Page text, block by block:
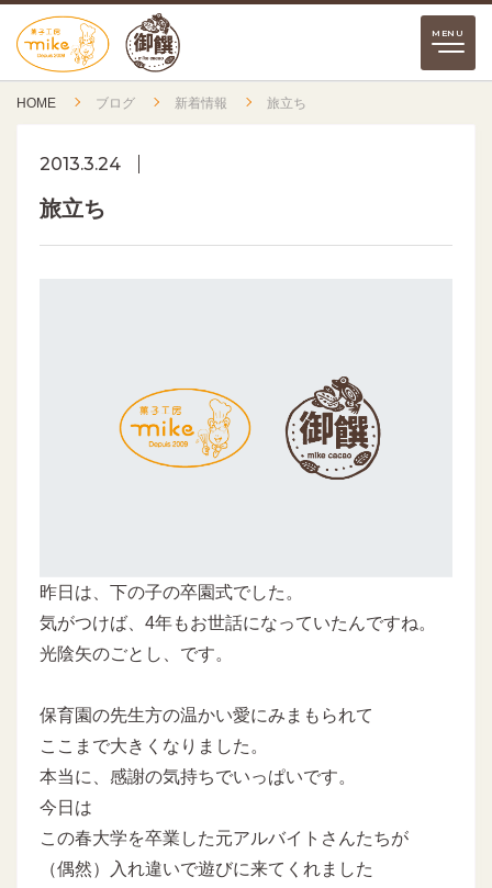
HOME ブログ 新着情報 旅立ち
2013.3.24
旅立ち
昨日は、下の子の卒園式でした。
気がつけば、4年もお世話になっていたんですね。
光陰矢のごとし、です。
保育園の先生方の温かい愛にみまもられて
ここまで大きくなりました。
本当に、感謝の気持ちでいっぱいです。
今日は
この春大学を卒業した元アルバイトさんたちが
（偶然）入れ違いで遊びに来てくれました